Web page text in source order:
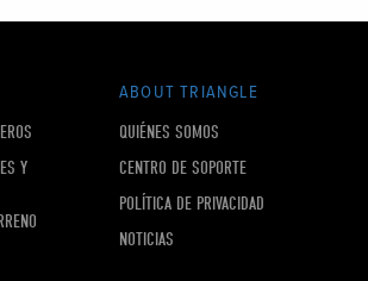
Y
ABOUT TRIANGLE
QUIÉNES SOMOS
CENTRO DE SOPORTE
POLÍTICA DE PRIVACIDAD
NOTICIAS